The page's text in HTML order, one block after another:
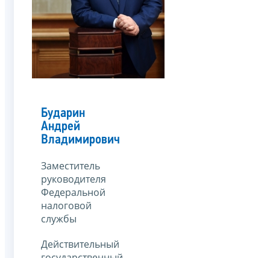
Бударин
Андрей
Владимирович
Заместитель
руководителя
Федеральной
налоговой
службы
Действительный